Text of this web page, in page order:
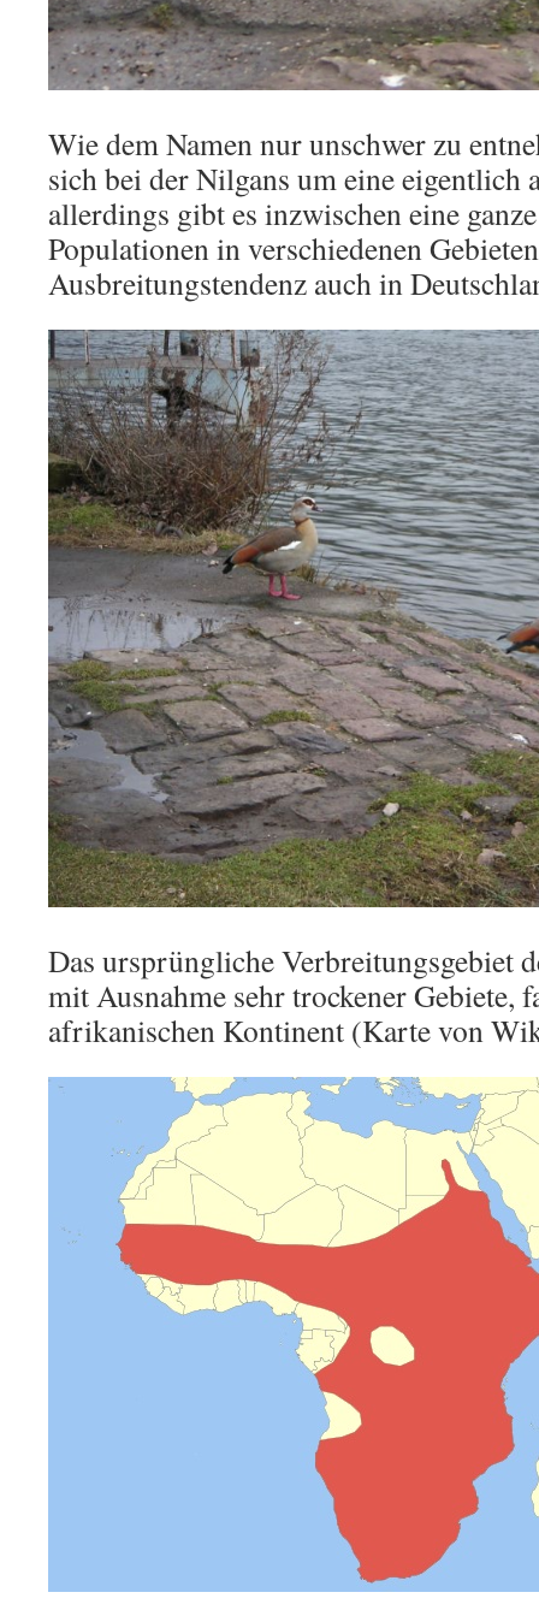
Wie dem Namen nur unschwer zu
sich bei der Nilgans um eine
allerdings gibt es inzwischen eine
Populationen in verschiedenen
Ausbreitungstendenz auch in
Das ursprüngliche Verbreitungsgebiet
mit Ausnahme sehr trockener Gebiete,
afrikanischen Kontinent (Karte von